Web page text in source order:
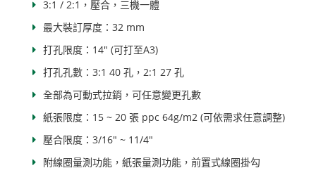
3:1 / 2:1，壓合，三機一體
最大裝訂厚度：32 mm
打孔限度：14" (可打至A3)
打孔孔數：3:1 40 孔，2:1 27 孔
全部為可動式拉銷，可任意變更孔數
紙張限度：15 ~ 20 張 ppc 64g/m2 (可依需求任意調整)
壓合限度：3/16" ~ 11/4"
附線圈量測功能，紙張量測功能，前置式線圈掛勾